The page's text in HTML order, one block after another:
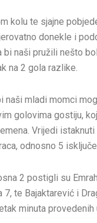
kolu te sjajne
donekle i
naši pružili nešto
na 2 gola razlike.
naši mladi momci
golovima gostiju,
Vrijedi
odnosno 5
2 postigli su
te Bajaktarević i
minuta